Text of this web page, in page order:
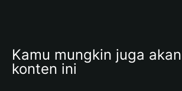
Kamu mungkin juga
konten ini